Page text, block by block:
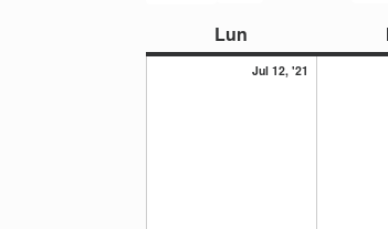
Lun
Jul 12, '21